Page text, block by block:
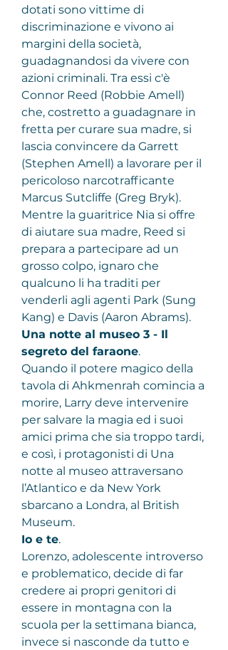
dotati sono vittime di
discriminazione e vivono ai
margini della società,
guadagnandosi da vivere con
azioni criminali. Tra essi c'è
Connor Reed (Robbie Amell)
che, costretto a guadagnare in
fretta per curare sua madre, si
lascia convincere da Garrett
(Stephen Amell) a lavorare per il
pericoloso narcotrafficante
Marcus Sutcliffe (Greg Bryk).
Mentre la guaritrice Nia si offre
di aiutare sua madre, Reed si
prepara a partecipare ad un
grosso colpo, ignaro che
qualcuno li ha traditi per
venderli agli agenti Park (Sung
Kang) e Davis (Aaron Abrams).
Una notte al museo 3 - Il
segreto del faraone.
Quando il potere magico della
tavola di Ahkmenrah comincia a
morire, Larry deve intervenire
per salvare la magia ed i suoi
amici prima che sia troppo tardi,
e così, i protagonisti di Una
notte al museo attraversano
l’Atlantico e da New York
sbarcano a Londra, al British
Museum.
Io e te.
Lorenzo, adolescente introverso
e problematico, decide di far
credere ai propri genitori di
essere in montagna con la
scuola per la settimana bianca,
invece si nasconde da tutto e